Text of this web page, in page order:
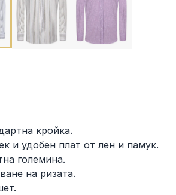
кройка.
и удобен плат от лен и памук.
големина.
на ризата.